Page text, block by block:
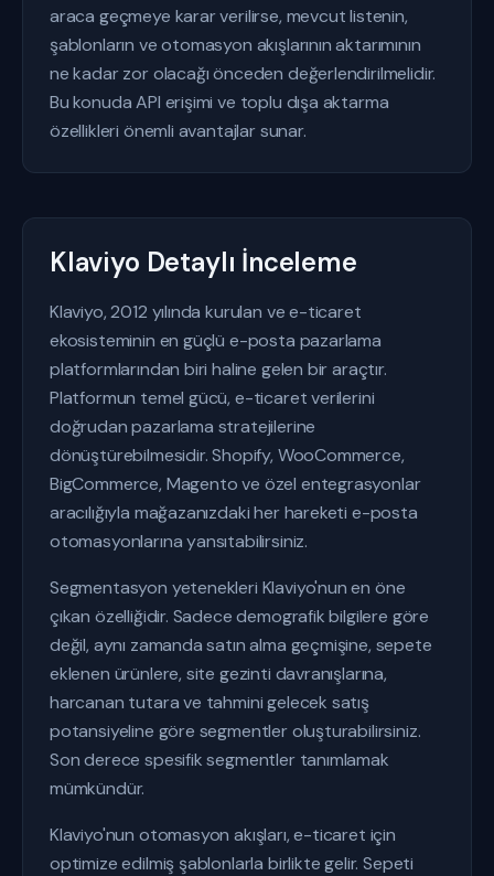
araca geçmeye karar verilirse, mevcut listenin,
şablonların ve otomasyon akışlarının aktarımının
ne kadar zor olacağı önceden değerlendirilmelidir.
Bu konuda API erişimi ve toplu dışa aktarma
özellikleri önemli avantajlar sunar.
Klaviyo Detaylı İnceleme
Klaviyo, 2012 yılında kurulan ve e-ticaret
ekosisteminin en güçlü e-posta pazarlama
platformlarından biri haline gelen bir araçtır.
Platformun temel gücü, e-ticaret verilerini
doğrudan pazarlama stratejilerine
dönüştürebilmesidir. Shopify, WooCommerce,
BigCommerce, Magento ve özel entegrasyonlar
aracılığıyla mağazanızdaki her hareketi e-posta
otomasyonlarına yansıtabilirsiniz.
Segmentasyon yetenekleri Klaviyo'nun en öne
çıkan özelliğidir. Sadece demografik bilgilere göre
değil, aynı zamanda satın alma geçmişine, sepete
eklenen ürünlere, site gezinti davranışlarına,
harcanan tutara ve tahmini gelecek satış
potansiyeline göre segmentler oluşturabilirsiniz.
Son derece spesifik segmentler tanımlamak
mümkündür.
Klaviyo'nun otomasyon akışları, e-ticaret için
optimize edilmiş şablonlarla birlikte gelir. Sepeti